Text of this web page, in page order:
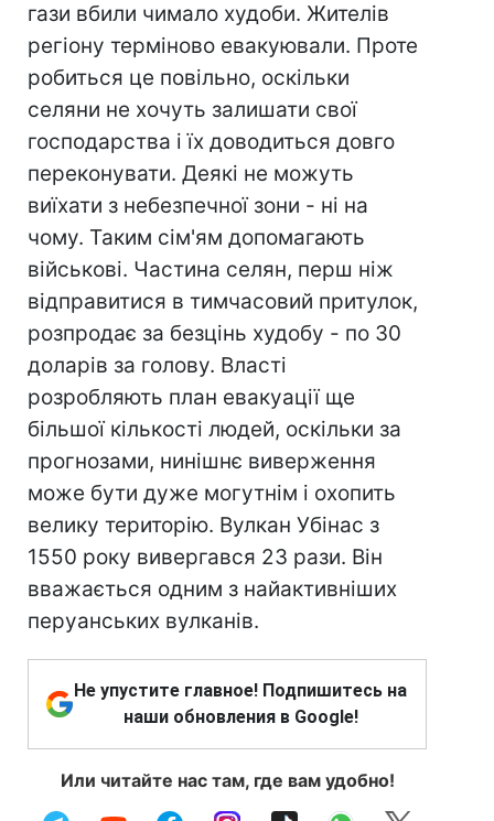
гази вбили чимало худоби. Жителів
регіону терміново евакуювали. Проте
робиться це повільно, оскільки
селяни не хочуть залишати свої
господарства і їх доводиться довго
переконувати. Деякі не можуть
виїхати з небезпечної зони - ні на
чому. Таким сім'ям допомагають
військові. Частина селян, перш ніж
відправитися в тимчасовий притулок,
розпродає за безцінь худобу - по 30
доларів за голову. Власті
розробляють план евакуації ще
більшої кількості людей, оскільки за
прогнозами, нинішнє виверження
може бути дуже могутнім і охопить
велику територію. Вулкан Убінас з
1550 року вивергався 23 рази. Він
вважається одним з найактивніших
перуанських вулканів.
Не упустите главное! Подпишитесь на
наши обновления в Google!
Или читайте нас там, где вам удобно!